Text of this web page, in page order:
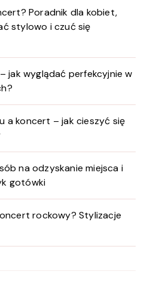
Poradnik dla kobiet,
stylowo i czuć się
jak wyglądać perfekcyjnie w
a koncert – jak cieszyć się
na odzyskanie miejsca i
gotówki
rockowy? Stylizacje